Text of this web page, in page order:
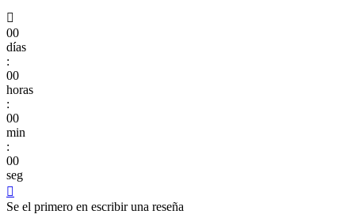

00
días
:
00
horas
:
00
min
:
00
seg

Se el primero en escribir una reseña